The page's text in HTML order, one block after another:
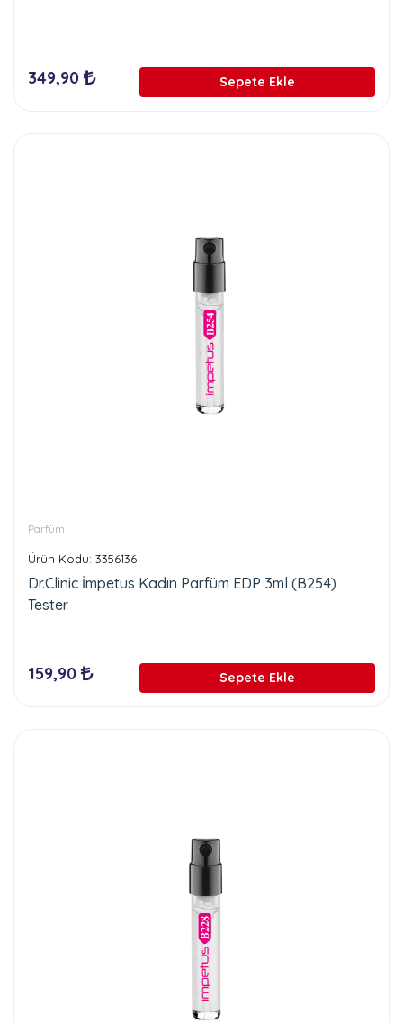
349,90 Sepete Ekle
Parfüm
Ürün Kodu: 3356136
Dr.Clinic İmpetus Kadın Parfüm EDP 3ml (B254)
Tester
159,90 Sepete Ekle